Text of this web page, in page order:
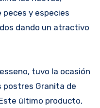
y especies
dando un atractivo
tuvo la ocasión
postres Granita de
último producto,